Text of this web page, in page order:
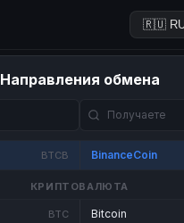
Направления обмена
BTCB BinanceCoin
КРИПТОВАЛЮТА
BTC Bitcoin